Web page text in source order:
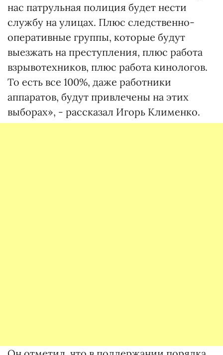
нас патрульная полиция будет нести
службу на улицах. Плюс следственно-
оперативные группы, которые будут
выезжать на преступления, плюс работа
взрывотехников, плюс работа кинологов.
То есть все 100%, даже работники
аппаратов, будут привлечены на этих
выборах», - рассказал Игорь Клименко.